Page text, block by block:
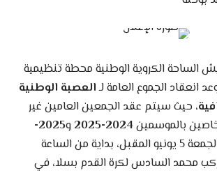
الساحة الكروية الوطنية محطة تنظيمية
الجموع العامة لـالعصبة الوطنية
، حيث سيتم عقد الجمعين العامين غير
بالموسمين2024-2025 و
2025-
، وذلك يوم الجمعة 5 يونيو المقبل، بداية من الساعة
محمد السادس لكرة القدم بسلا، في